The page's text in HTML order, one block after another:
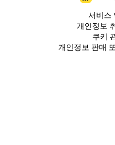
서비스
개인정보
쿠키
개인정보 판매